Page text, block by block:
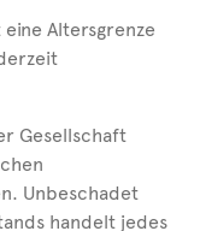
Altersgrenze
Gesellschaft
Unbeschadet
handelt jedes